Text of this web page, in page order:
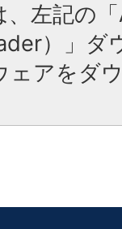
、左記の
）」ダ
ェアをダ